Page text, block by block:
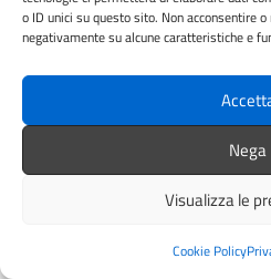
o ID unici su questo sito. Non acconsentire
negativamente su alcune caratteristiche e
Nega
Visualizza le
Cookie Policy
Patrimonio culturale
Piano